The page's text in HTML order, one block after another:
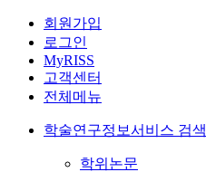
회원가입
로그인
MyRISS
고객센터
전체메뉴
학술연구정보서비스 검색
학위논문